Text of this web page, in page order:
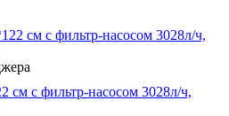
см с фильтр-насосом 3028л/ч,